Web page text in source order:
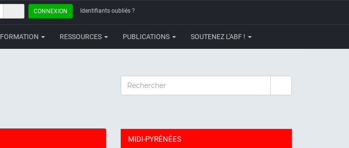
CONNEXION Identifiants oubliés ?
FORMATION RESSOURCES PUBLICATIONS SOUTENEZ L'ABF !
RECHERCHER
MIDI-PYRÉNÉES